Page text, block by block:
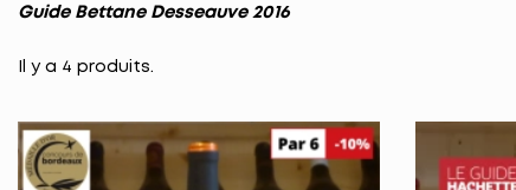
Guide Bettane Desseauve 2016
Il y a 4 produits.